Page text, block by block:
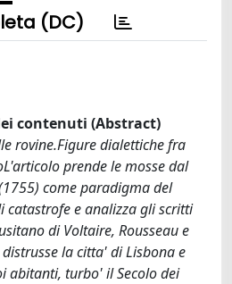
(DC)
contenuti (Abstract)
rovine.Figure dialettiche fra
prende le mosse dal
come paradigma del
catastrofe e analizza gli scritti
di Voltaire, Rousseau e
la citta' di Lisbona e
abitanti, turbo' il Secolo dei